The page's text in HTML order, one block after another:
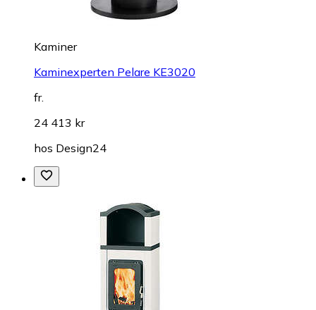
Kaminer
Kaminexperten Pelare KE3020
fr.
24 413 kr
hos Design24